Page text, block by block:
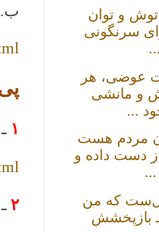
ب.
۱
۲ ـ
توش و توان
سرنگونی
عوضی، هر
و مانشی
...
مردم هست
دست داده و
که من
بازپخشش